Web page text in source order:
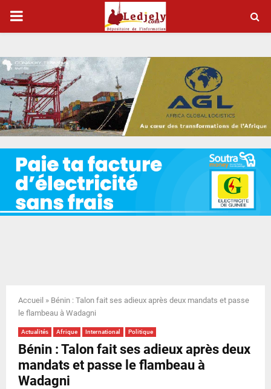
P
I
M
A
R
Y
N
U
Accueil » Bénin : Talon fait ses adieux après deux mandats et passe
le flambeau à Wadagni
Actualités Afrique International Politique
Bénin : Talon fait ses adieux après deux
mandats et passe le flambeau à
Wadagni